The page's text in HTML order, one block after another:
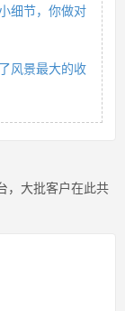
细节，你做对
风景最大的收
，大批客户在此共